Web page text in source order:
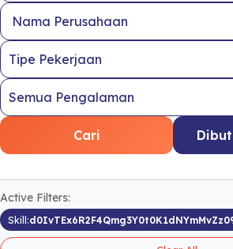
Nama Perusahaan
Cari
Active Filters:
Skill: